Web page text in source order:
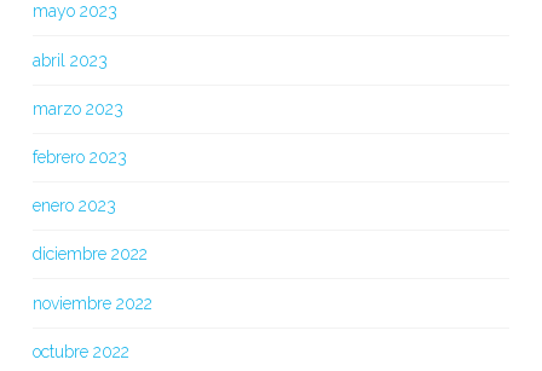
mayo 2023
abril 2023
marzo 2023
febrero 2023
enero 2023
diciembre 2022
noviembre 2022
octubre 2022